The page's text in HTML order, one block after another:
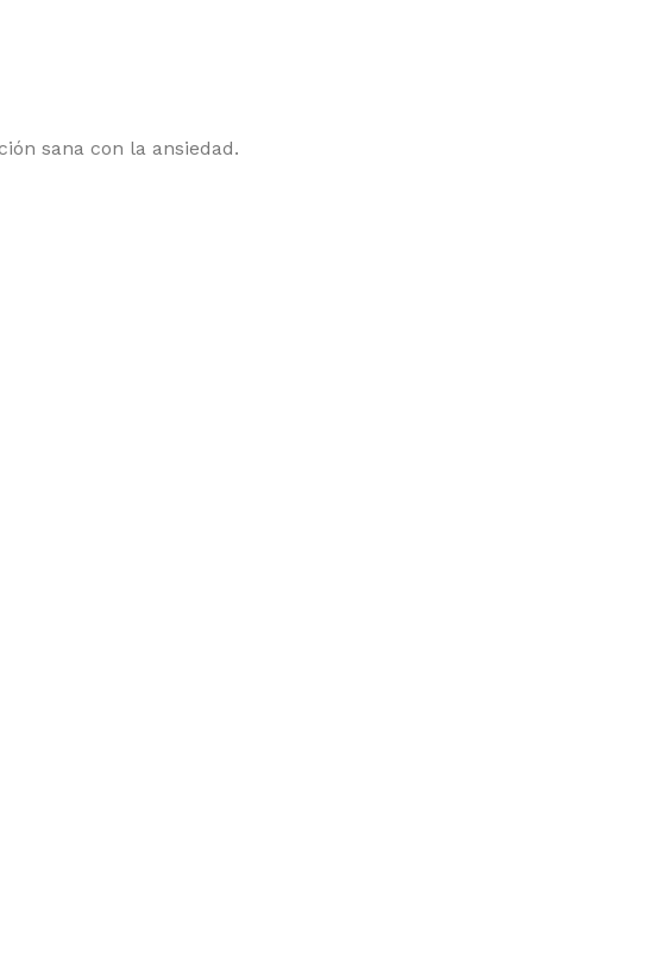
sana con la ansiedad.